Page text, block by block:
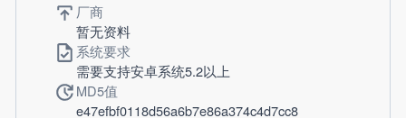
厂商
暂无资料
系统要求
需要支持安卓系统5.2以上
MD5值
e47efbf0118d56a6b7e86a374c4d7cc8